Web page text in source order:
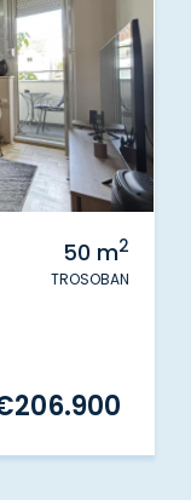
50 m2
TROSOBAN
206.900